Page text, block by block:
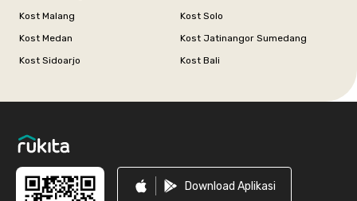
Kost Malang
Kost Solo
Kost Medan
Kost Jatinangor Sumedang
Kost Sidoarjo
Kost Bali
Download Aplikasi